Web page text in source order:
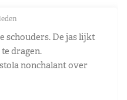
schouders. De jas lijkt
dragen.
nonchalant over